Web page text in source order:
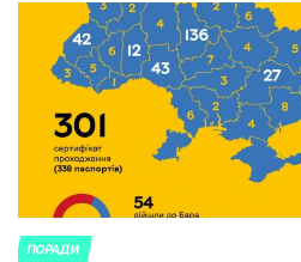
ОПУБЛИКОВАНО
ПОРАДИ